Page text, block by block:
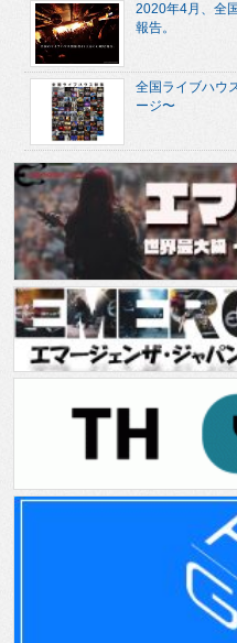
2020年4月、全
報告。
全国ライブハウ
ージ〜